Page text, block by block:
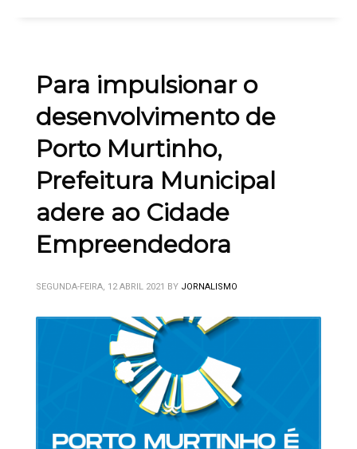
Para impulsionar o
desenvolvimento de
Porto Murtinho,
Prefeitura Municipal
adere ao Cidade
Empreendedora
SEGUNDA-FEIRA, 12 ABRIL 2021 BY JORNALISMO